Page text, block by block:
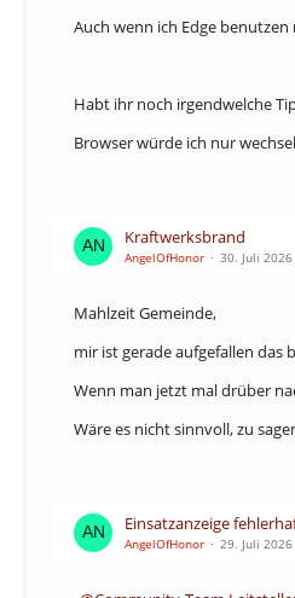
Auch wenn ich Edge
Habt ihr noch irgendwelche
Browser würde ich nur
Kraftwerksbrand
AngelOfHonor 30. Juli
Mahlzeit Gemeinde,
mir ist gerade aufgefallen das
Wenn man jetzt mal drüber
Wäre es nicht sinnvoll, zu
Einsatzanzeige
AngelOfHonor 29. Juli